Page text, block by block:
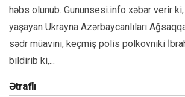
həbs olunub. Gununsesi.info xəbər verir
yaşayan Ukrayna Azərbaycanlıları
sədr müavini, keçmiş polis polkovniki
bildirib ki,...
Ətraflı